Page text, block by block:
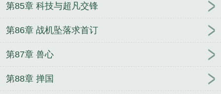
第85章 科技与超凡交锋
第86章 战机坠落求首订
第87章 兽心
第88章 掸国